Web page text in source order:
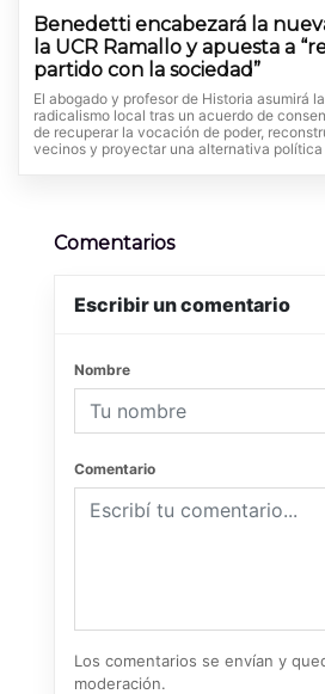
Benedetti encabezará la
la UCR Ramallo y apuesta a
partido con la sociedad”
El abogado y profesor de Historia asumirá
radicalismo local tras un acuerdo de
de recuperar la vocación de poder,
vecinos y proyectar una alternativa política
Comentarios
Escribir un comentario
Nombre
Comentario
Los comentarios se envían y
moderación.